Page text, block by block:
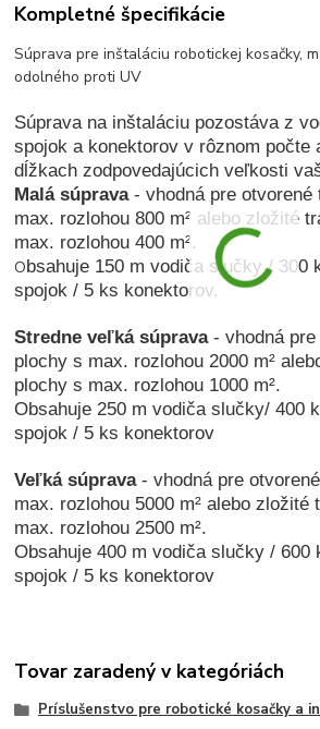
Kompletné špecifikácie
Súprava pre inštaláciu robotickej kosačky,
odolného proti UV
Súprava na inštaláciu pozostáva z
spojok a konektorov v rôznom počte
dĺžkach zodpovedajúcich veľkosti
Malá súprava- vhodná pre otvorené
max. rozlohou 800 m² alebo zložité
max. rozlohou 400 m².
Obsahuje 150 m vodiča slučky / 300
spojok / 5 ks konektorov.
Stredneveľká súprava- vhodná pre
plochy s max. rozlohou 2000 m²
plochy s max. rozlohou 1000 m².
Obsahuje 250 m vodiča slučky/ 400
spojok / 5 ks konektorov
Veľká súprava- vhodná pre
max. rozlohou 5000 m² alebo zložité
max. rozlohou 2500 m².
Obsahuje 400 m vodiča slučky / 600
spojok / 5 ks konektorov
Tovar zaradený v kategóriách
Príslušenstvo pre robotické kosačky a